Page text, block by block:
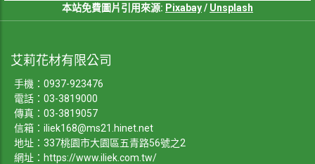
本站免費圖片引用來源: Pixabay/ Unsplash
艾莉花材有限公司
手機： 0937-923476
電話： 03-3819000
傳真：03-3819057
信箱： iliek168@ms21.hinet.net
地址：337桃園市大園區五青路56號之2
網址： https://www.iliek.com.tw/